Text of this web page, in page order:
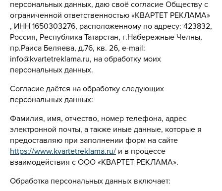
персональных данных, даю своё согласие Обществу с
ограниченной ответственностью «КВАРТЕТ РЕКЛАМА»
, ИНН 1650303276, расположенному по адресу: 423832,
Россия, Республика Татарстан, г.Набережные Челны,
пр.Раиса Беляева, д.76, кв. 26, e-mail:
info@kvartetreklama.ru, на обработку моих
персональных данных.
Согласие даётся на обработку следующих
персональных данных:
Фамилия, имя, отчество, номер телефона, адрес
электронной почты, а также иные данные, которые я
предоставляю при заполнении форм на сайте
https://www.kvartetreklama.ru/ и в процессе
взаимодействия с ООО «КВАРТЕТ РЕКЛАМА».
Обработка персональных данных включает: